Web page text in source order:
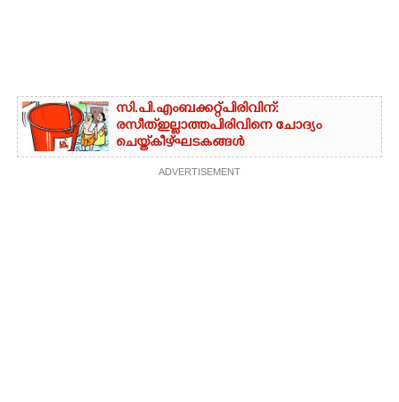
സി.പി.എം ബക്കറ്റ് പിരിവിന്:
രസീത് ഇല്ലാത്ത പിരിവിനെ ചോദ്യം
ചെയ്ത് കീഴ്ഘടകങ്ങൾ
ADVERTISEMENT